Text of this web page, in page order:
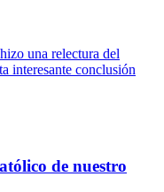
una relectura del
interesante conclusión
de nuestro